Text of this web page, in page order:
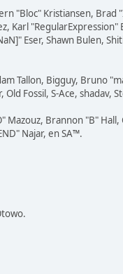
"Bloc" Kristiansen,
Karl
Eser, Shawn Bulen,
Tallon, Bigguy, Bruno
Fossil, S-Ace, shadav,
Brannon "B"
Najar, en SA™.